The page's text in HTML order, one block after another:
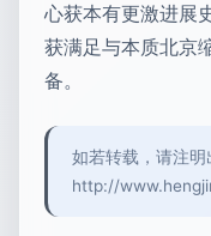
心获本有更激进展
获满足与本质北京
备。
如若转载，请注明
http://